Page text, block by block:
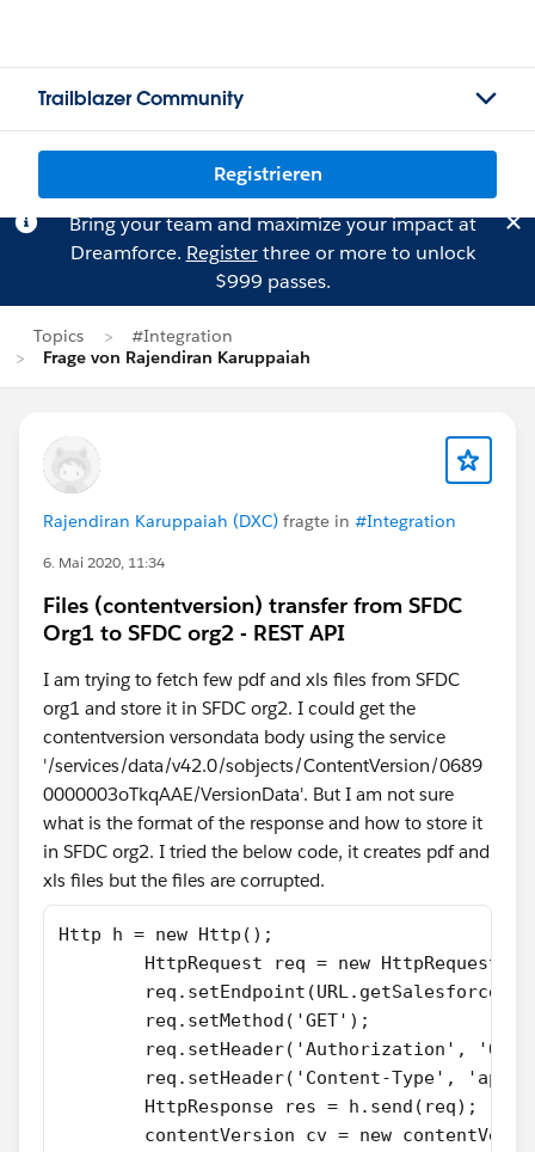
Trailblazer Community
Registrieren
Bring your team and maximize your impact at
Dreamforce. Registerthree or more to unlock
$999 passes.
Topics
#Integration
Frage von Rajendiran Karuppaiah
Rajendiran Karuppaiah (DXC) fragte in #Integration
6. Mai 2020, 11:34
Files (contentversion) transfer from SFDC
Org1 to SFDC org2 - REST API
I am trying to fetch few pdf and xls files from SFDC
org1 and store it in SFDC org2. I could get the
contentversion versondata body using the service
'/services/data/v42.0/sobjects/ContentVersion/0689
0000003oTkqAAE/VersionData'. But I am not sure
what is the format of the response and how to store it
in SFDC org2. I tried the below code, it creates pdf and
xls files but the files are corrupted.
Http h = new Http();
	HttpRequest req = new HttpRequest();
	req.setMethod('GET');
req.setHeader('Authorization',
req.setHeader('Content-Type',
	HttpResponse res = h.send(req);
contentVersion cv = new